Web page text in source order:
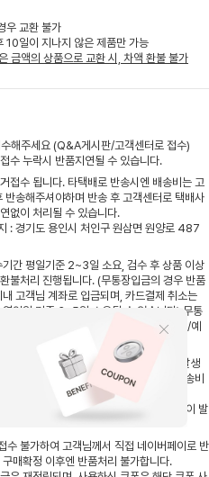
우 교환 불가
10일이 지나지 않은 제품만 가능
금액의 상품으로 교환 시, 차액 환불 불가
해주세요 (Q&A게시판/고객센터로 접수)
수 누락시 반품지연될 수 있습니다.
접수 됩니다. 타택배로 반송시엔 배송비는 고
반송해주셔야하며 반송 후 고객센터로 택배사
없이 처리될 수 있습니다.
: 경기도 용인시 처인구 원삼면 원양로 487
기간 평일기준 2~3일 소요, 검수 후 상품 이상
불처리 진행됩니다. (무통장입금의 경우 반품
고객님 계좌로 입금되며, 카드결제 취소는
영업일 기준 3~5일 소요될 수 있습니다) 무통
반품접수시 환불받으실 은행명/계좌번호/예
원이며 전체반품시엔 배송비 5,000원 발생
차감 후 환불진행됨으로 상품 반송시 배송비
분실위험 있습니다)
, 최종 반품 진행 시에 배송비 10,000원이 발
수 불가하여 고객님께서 직접 네이버페이로 반
매확정 이후엔 반품처리 불가합니다.